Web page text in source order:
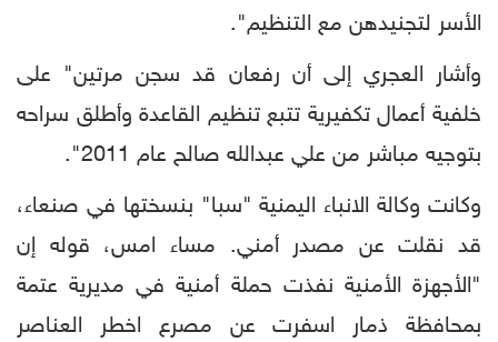
الأسر لتجنيدهن مع التنظيم".
وأشار العجري إلى أن رفعان قد سجن مرتين" على
خلفية أعمال تكفيرية تتبع تنظيم القاعدة وأطلق سراحه
بتوجيه مباشر من علي عبدالله صالح عام 2011".
وكانت وكالة الانباء اليمنية "سبا" بنسختها في صنعاء،
قد نقلت عن مصدر أمني. مساء امس، قوله إن
"الأجهزة الأمنية نفذت حملة أمنية في مديرية عتمة
بمحافظة ذمار اسفرت عن مصرع اخطر العناصر